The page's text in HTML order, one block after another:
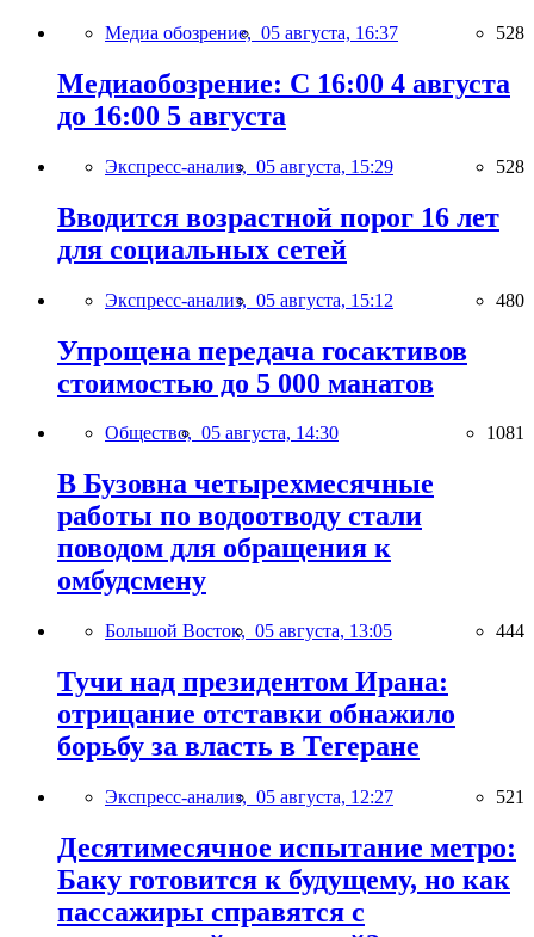
Медиа обозрение, 05 августа, 16:37 528
Медиаобозрение: С 16:00 4 августа
до 16:00 5 августа
Экспресс-анализ, 05 августа, 15:29 528
Вводится возрастной порог 16 лет
для социальных сетей
Экспресс-анализ, 05 августа, 15:12 480
Упрощена передача госактивов
стоимостью до 5 000 манатов
Общество, 05 августа, 14:30 1081
В Бузовна четырехмесячные
работы по водоотводу стали
поводом для обращения к
омбудсмену
Большой Восток, 05 августа, 13:05 444
Тучи над президентом Ирана:
отрицание отставки обнажило
борьбу за власть в Тегеране
Экспресс-анализ, 05 августа, 12:27 521
Десятимесячное испытание метро:
Баку готовится к будущему, но как
пассажиры справятся с